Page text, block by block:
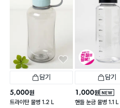
담기
5,000원
트라이탄 물병 1.2 L
담기
NEW
1,000원
핸들 눈금 물병 1.1 L